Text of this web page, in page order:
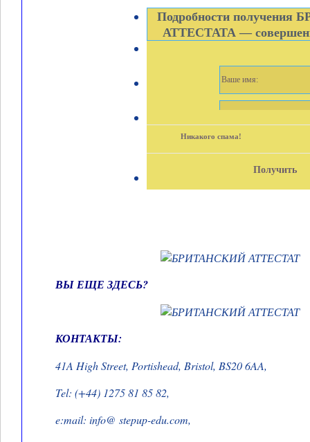
Подробности
АТТЕСТАТА —
Никакого спама!
ВЫ ЕЩЕ ЗДЕСЬ?
КОНТАКТЫ:
41A High Street, Portishead, Bristol, BS20 6AA,
Tel: (+44) 1275 81 85 82,
e:mail: info@ stepup-edu.com,